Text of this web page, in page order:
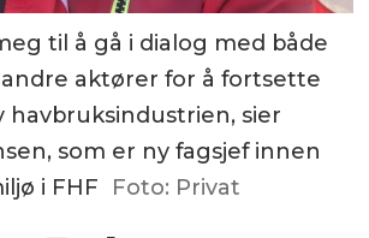
til å gå i dialog med både
aktører for å fortsette
havbruksindustrien, sier
som er ny fagsjef innen
i FHF
Foto: Privat